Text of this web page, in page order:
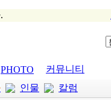
PHOTO
커뮤니티
인물 칼럼